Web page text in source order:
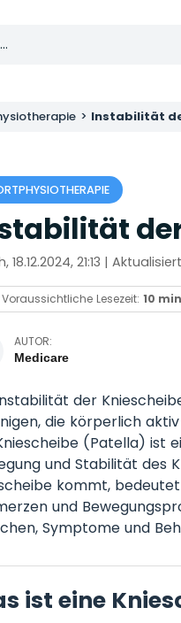
> Instabilität
18.12.2024, 21:13 |
Voraussichtliche Lesezeit: 10 min
AUTOR:
Medicare
der
die körperlich
(Patella) ist
und Stabilität des
kommt,
und
Symptome und
ist eine